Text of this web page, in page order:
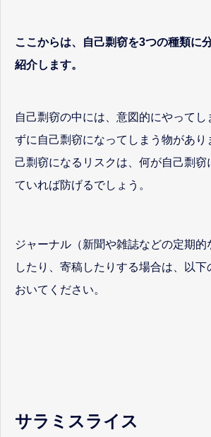
ここからは、自己剽窃を3つの種類に
紹介します。
自己剽窃の中には、意図的にやって
ずに自己剽窃になってしまう物があり
己剽窃になるリスクは、何が自己剽窃
ていれば防げるでしょう。
ジャーナル（新聞や雑誌などの定期
したり、寄稿したりする場合は、以下
おいてください。
サラミスライス